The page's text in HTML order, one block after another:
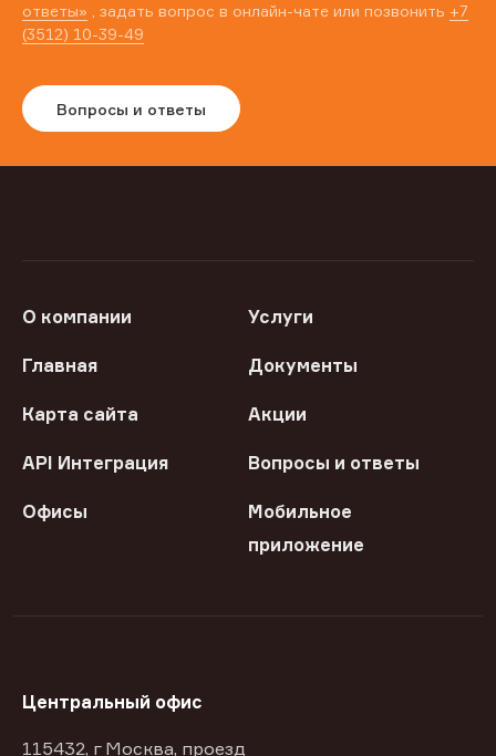
ответы» , задать вопрос в онлайн-чате или позвонить +7
(3512) 10-39-49
Вопросы и ответы
О компании Услуги
Главная Документы
Карта сайта Акции
API Интеграция Вопросы и ответы
Офисы
Мобильное
приложение
Центральный офис
115432, г Москва, проезд